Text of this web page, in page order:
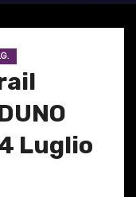
Luglio